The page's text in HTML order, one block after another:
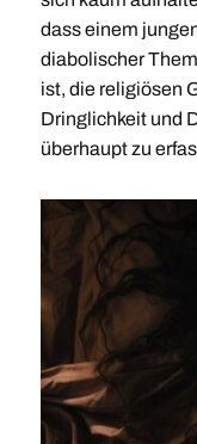
dass einem
diabolischer
ist, die religiösen
Dringlichkeit und
überhaupt zu